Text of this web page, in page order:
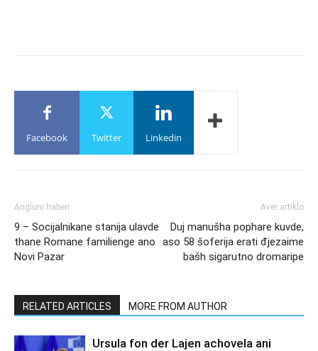
Facebook Twitter Linkedin
Angluni haberi
9 – Socijalnikane stanija ulavde
thane Romane familienge ano
Novi Pazar
Aver artiklo
Duj manušha pophare kuvde,
aso 58 šoferija erati đjezaime
bašh sigarutno dromaripe
RELATED ARTICLES MORE FROM AUTHOR
Ursula fon der Lajen achovela ani